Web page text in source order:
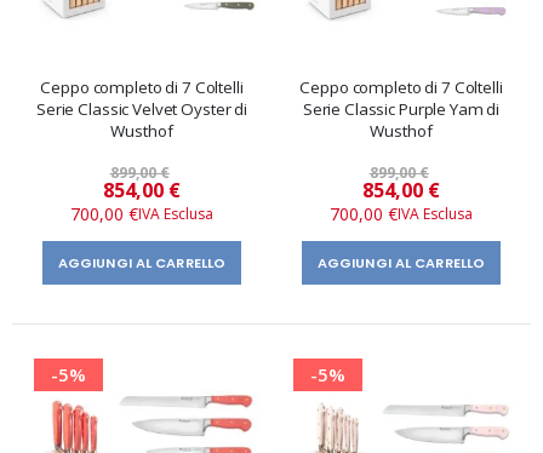
Ceppo completo di 7 Coltelli
Serie Classic Velvet Oyster di
Wusthof
899,00 €
Prezzo
speciale
854,00 €
700,00 €
AGGIUNGI AL CARRELLO
Ceppo completo di 7 Coltelli
Serie Classic Purple Yam di
Wusthof
899,00 €
Prezzo
speciale
854,00 €
700,00 €
AGGIUNGI AL CARRELLO
-5% -5%